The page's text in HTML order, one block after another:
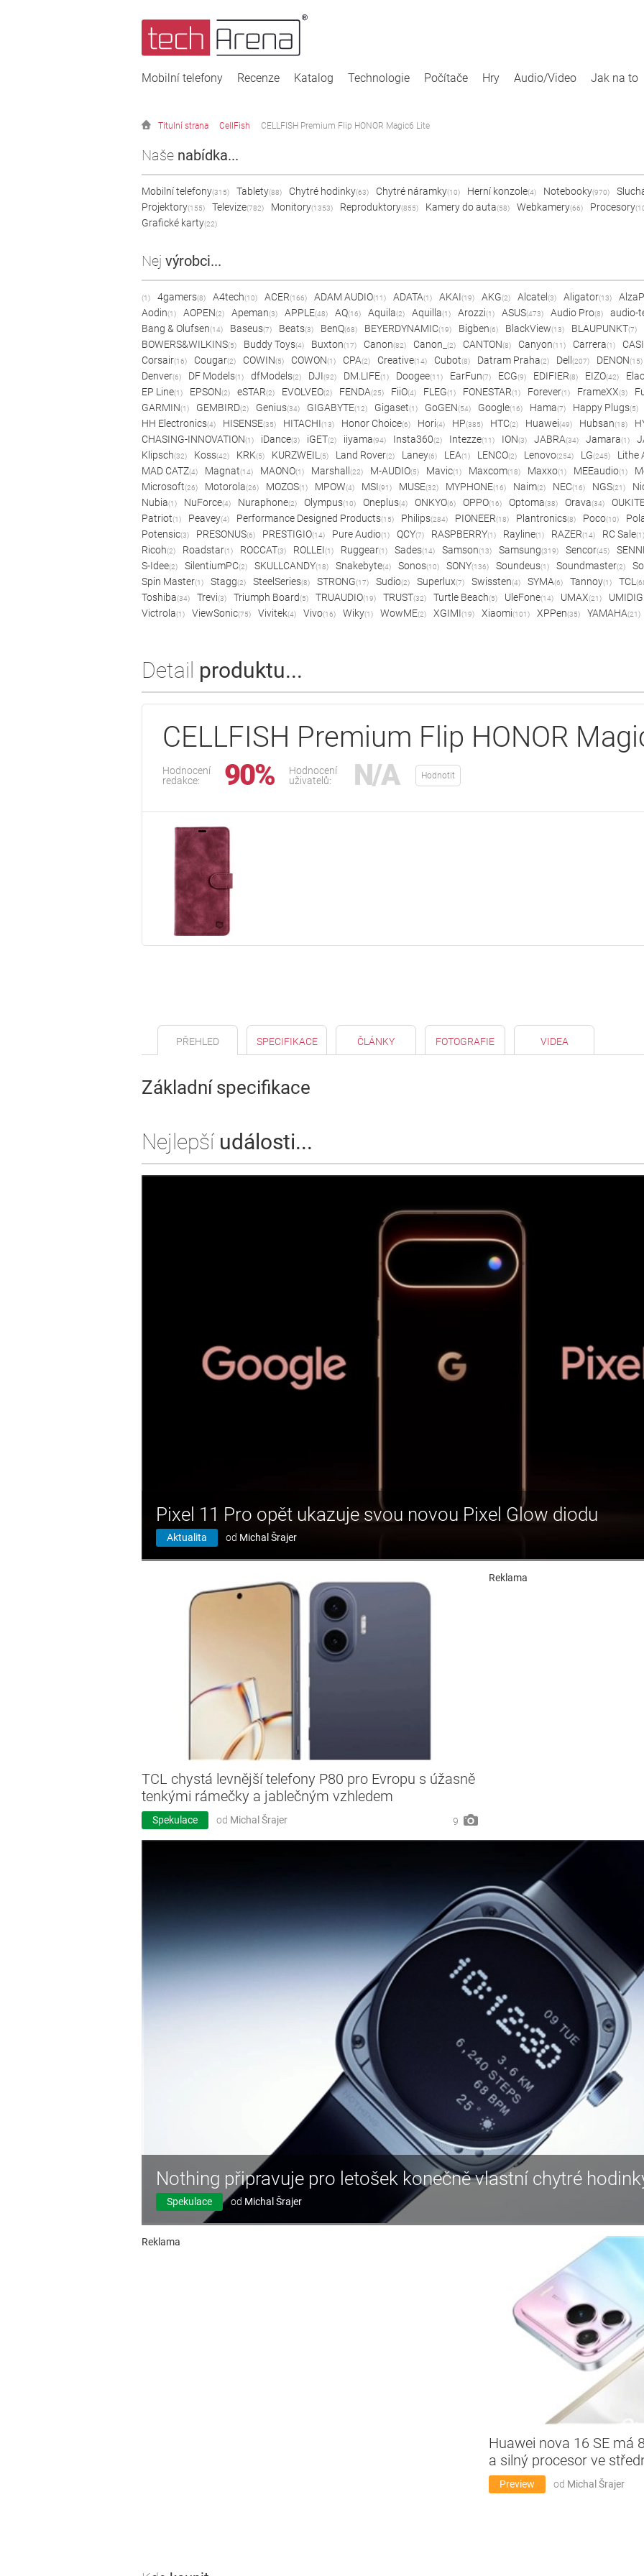
Mobilní telefony Recenze Katalog Technologie Počítače Hry Audio/Video Jak na to
Titulní strana CellFish CELLFISH Premium Flip HONOR Magic6 Lite
Naše nabídka...
Mobilní telefony(315) Tablety(88) Chytré hodinky(63) Chytré náramky(10) Herní konzole(4) Notebooky(970)
Projektory(155) Televize(782) Monitory(1353) Reproduktory(855) Kamery do auta(58) Webkamery(66) Procesory
Grafické karty(22)
Nej výrobci...
(1) 4gamers(8) A4tech(10) ACER(166) ADAM AUDIO(11) ADATA(1) AKAI(19) AKG(2) Alcatel (3) Aligator(13)
Aodin(1) AOPEN(2) Apeman(3) APPLE(48) AQ(16) Aquila(2) Aquilla(1) Arozzi(1) ASUS(473) Audio Pro(8)
audio-
Bang & Olufsen(14) Baseus(7) Beats(3) BenQ(68) BEYERDYNAMIC(19) Bigben(6) BlackView(13) BLAUPUNKT(7)
BOWERS&WILKINS(5) Buddy Toys(4) Buxton(17) Canon(82) Canon_ (2) CANTON(8) Canyon(11) Carrera(1)
Corsair(16) Cougar(2) COWIN(5) COWON(1) CPA(2) Creative(14) Cubot(8) Datram Praha(2) Dell (207) DENON(15)
Denver(6) DF Models(1) dfModels(2) DJI(92) DM.LIFE(1) Doogee(11) EarFun(7) ECG(9) EDIFIER(8) EIZO(42)
Elac
EP Line(1) EPSON(2) eSTAR(2) EVOLVEO(2) FENDA(25) FiiO(4) FLEG(1) FONESTAR(1) Forever(1) FrameXX(3)
GARMIN(1) GEMBIRD(2) Genius(34) GIGABYTE(12) Gigaset(1) GoGEN(54) Google(16) Hama(7) Happy Plugs(5)
HH Electronics(4) HISENSE(35) HITACHI(13) Honor Choice(6) Hori(4) HP(385) HTC(2) Huawei(49) Hubsan(18)
CHASING-INNOVATION(1) iDance(3) iGET(2) iiyama(94) Insta360(2) Intezze(11) ION(3) JABRA(34) Jamara(1)
Klipsch(32) Koss(42) KRK(5) KURZWEIL(5) Land Rover(2) Laney(6) LEA(1) LENCO(2) Lenovo(254) LG(245)
Lithe
MAD CATZ(4) Magnat(14) MAONO(1) Marshall (22) M-AUDIO(5) Mavic(1) Maxcom(18) Maxxo(1) MEEaudio(1)
Microsoft(26) Motorola(26) MOZOS(1) MPOW(4) MSI(91) MUSE(32) MYPHONE(16) Naim(2) NEC(16) NGS(21)
Nubia(1) NuForce(4) Nuraphone(2) Olympus(10) Oneplus(4) ONKYO(6) OPPO(16) Optoma(38) Orava(34)
Patriot(1) Peavey(4) Performance Designed Products(15) Philips(284) PIONEER(18) Plantronics(8) Poco(10)
Potensic(3) PRESONUS(6) PRESTIGIO(14) Pure Audio(1) QCY(7) RASPBERRY(1) Rayline(1) RAZER(14) RC Sale(1)
Ricoh(2) Roadstar(1) ROCCAT(3) ROLLEI(1) Ruggear(1) Sades(14) Samson(13) Samsung(319) Sencor(45)
S-Idee(2) SilentiumPC(2) SKULLCANDY(18) Snakebyte(4) Sonos(10) SONY(136) Soundeus(1) Soundmaster(2)
Spin Master(1) Stagg(2) SteelSeries(8) STRONG(17) Sudio(2) Superlux(7) Swissten(4) SYMA(6) Tannoy(1) TCL
Toshiba(34) Trevi(3) Triumph Board(5) TRUAUDIO(19) TRUST(32) Turtle Beach(5) UleFone(14) UMAX(21)
Victrola(1) ViewSonic(75) Vivitek(4) Vivo(16) Wiky(1) WowME(2) XGIMI(19) Xiaomi(101) XPPen(35) YAMAHA(21)
Detail produktu...
CELLFISH Premium Flip HONOR
Hodnocení
redakce:
90%
Hodnocení
uživatelů:
N/A Hodnotit
PŘEHLED SPECIFIKACE ČLÁNKY FOTOGRAFIE VIDEA
Základní specifikace
Nejlepší události...
Pixel 11 Pro opět ukazuje svou novou Pixel Glow diodu
Aktualita od Michal Šrajer
TCL chystá levnější telefony P80 pro Evropu s úžasně
tenkými rámečky a jablečným vzhledem
Spekulace od Michal Šrajer 9
Reklama
Nothing připravuje pro letošek konečně vlastní chytré
Spekulace od Michal Šrajer
Reklama
Huawei nova 16 SE má
a silný procesor ve
Preview od Michal Šrajer